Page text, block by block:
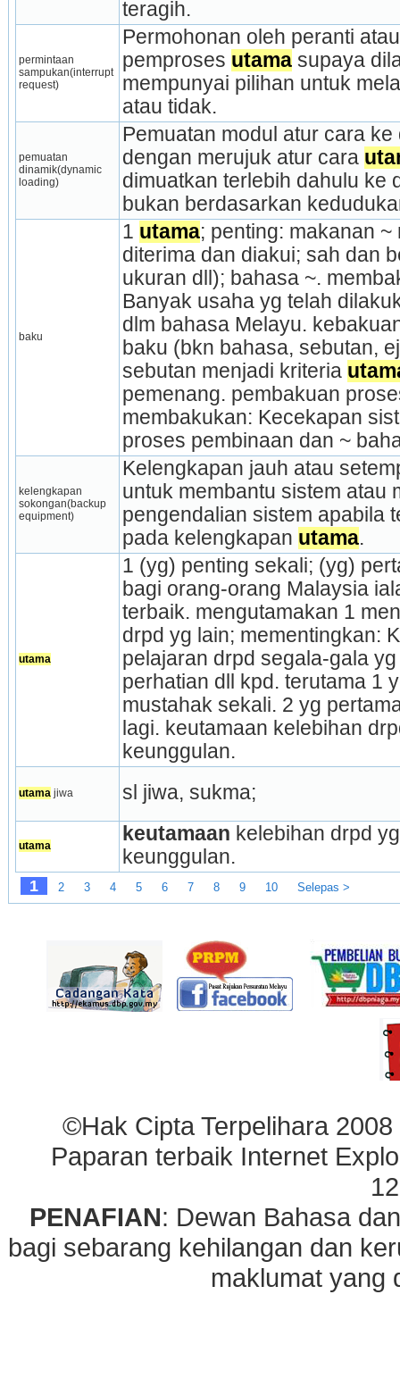
teragih.
permintaan
sampukan(interrupt
request)
Permohonan oleh peranti
pemproses utama supaya
mempunyai pilihan untuk
atau tidak.
pemuatan
dinamik(dynamic
loading)
Pemuatan modul atur cara
dengan merujuk atur cara
dimuatkan terlebih dahulu ke
bukan berdasarkan
baku
1 utama; penting: makanan
diterima dan diakui; sah dan
ukuran dll); bahasa ~.
Banyak usaha yg telah
dlm bahasa Melayu.
baku (bkn bahasa, sebutan,
sebutan menjadi kriteria
pemenang. pembakuan
membakukan: Kecekapan
proses pembinaan dan ~
kelengkapan
sokongan(backup
equipment)
Kelengkapan jauh atau
untuk membantu sistem atau
pengendalian sistem apabila
pada kelengkapan utama.
utama
1 (yg) penting sekali; (yg)
bagi orang-orang Malaysia
terbaik. mengutamakan 1
drpd yg lain; mementingkan:
pelajaran drpd segala-gala
perhatian dll kpd. terutama 1
mustahak sekali. 2 yg
lagi. keutamaan kelebihan
keunggulan.
utama jiwa sl jiwa, sukma;
utama
keutamaan kelebihan drpd
keunggulan.
1 2 3 4 5 6 7 8 9 10 Selepas >
©Hak Cipta Terpelihara
Paparan terbaik Internet
PENAFIAN: Dewan Bahasa
bagi sebarang kehilangan dan
maklumat yang